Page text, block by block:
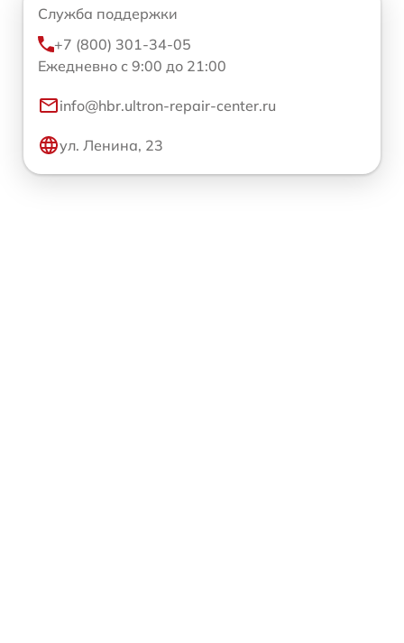
Служба поддержки
+7 (800) 301-34-05
Ежедневно с 9:00 до 21:00
info@hbr.ultron-repair-center.ru
ул. Ленина, 23